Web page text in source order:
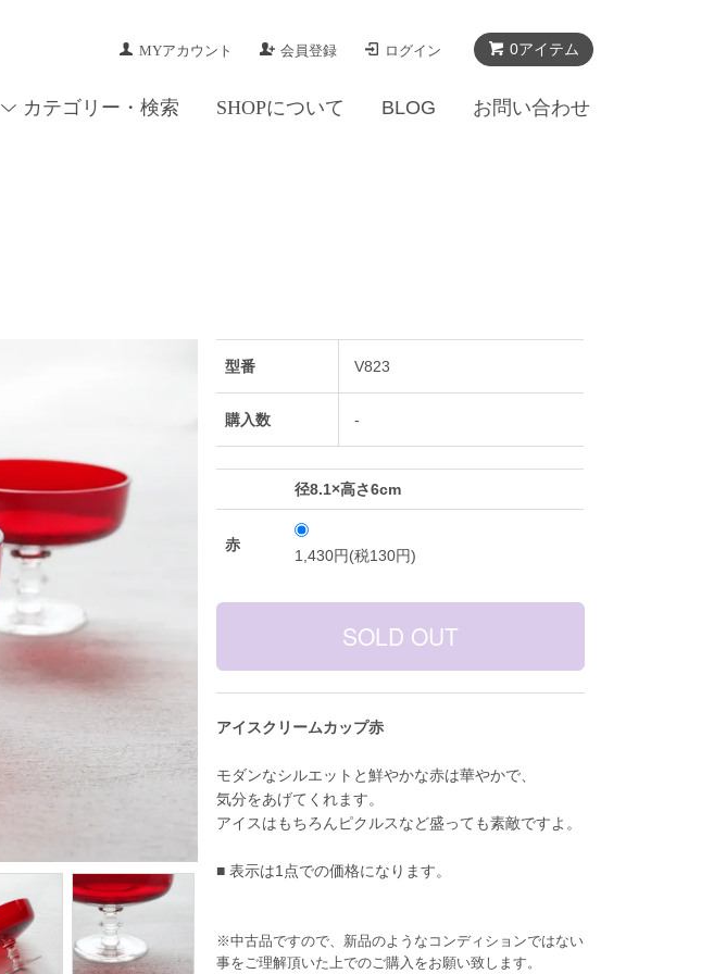
0アイテム
MYアカウント 会員登録 ログイン
カテゴリー・検索 SHOPについて BLOG お問い合わせ
型番 V823
購入数 -
径8.1×高さ6cm
赤
1,430円(税130円)
アイスクリームカップ赤
モダンなシルエットと鮮やかな赤は華やかで、
気分をあげてくれます。
アイスはもちろんピクルスなど盛っても素敵ですよ。
■ 表示は1点での価格になります。
※中古品ですので、新品のようなコンディションではない
事をご理解頂いた上でのご購入をお願い致します。